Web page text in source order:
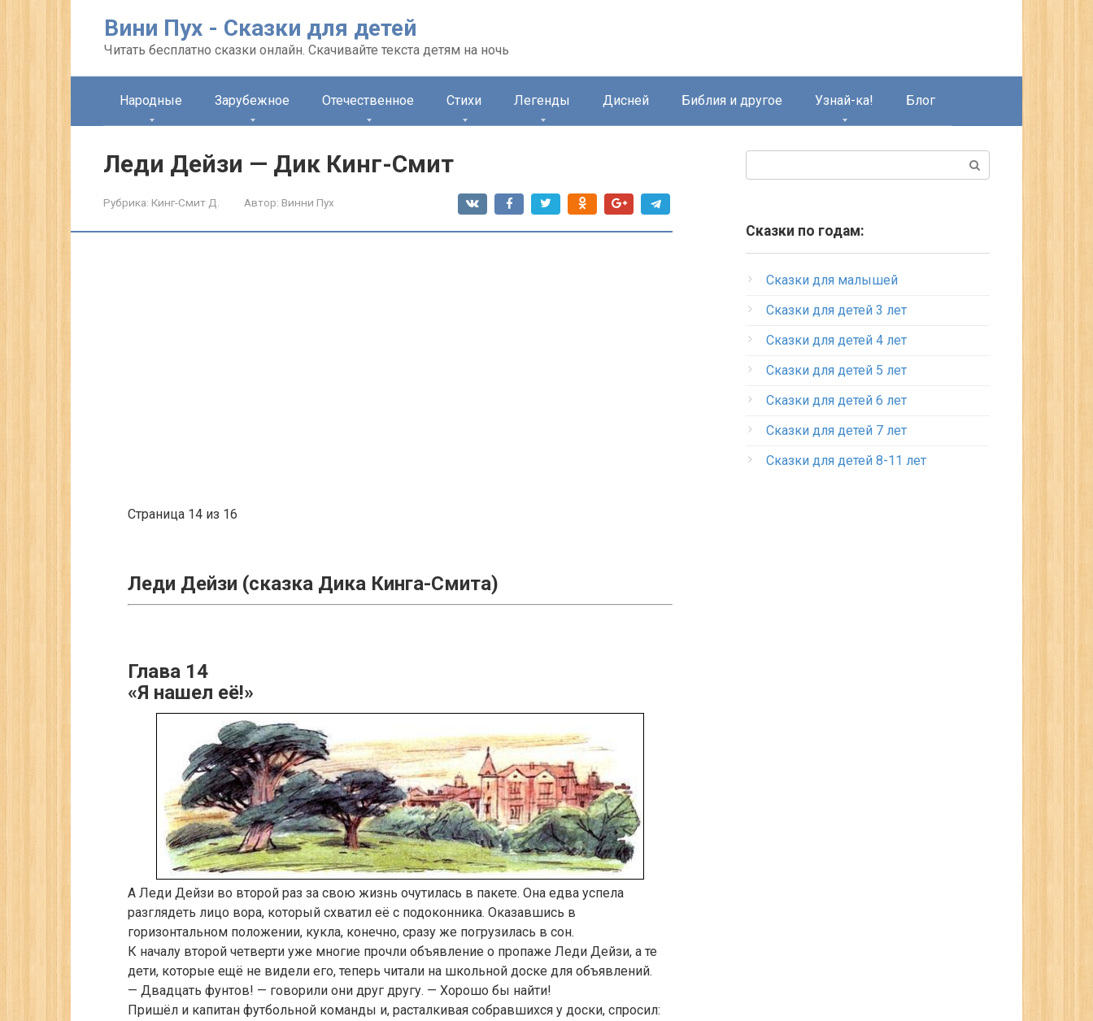
Вини Пух - Сказки для детей
Читать бесплатно сказки онлайн. Скачивайте текста детям на ночь
Народные Зарубежное Отечественное Стихи Легенды Дисней Библия и другое Узнай-ка! Блог
Леди Дейзи — Дик Кинг-Смит
Рубрика: Кинг-Смит Д. Автор: Винни Пух
Страница 14 из 16
Леди Дейзи (сказка Дика Кинга-Смита)
Глава 14
«Я нашел её!»
А Леди Дейзи во второй раз за свою жизнь очутилась в пакете. Она едва успела
разглядеть лицо вора, который схватил её с подоконника. Оказавшись в
горизонтальном положении, кукла, конечно, сразу же погрузилась в сон.
К началу второй четверти уже многие прочли объявление о пропаже Леди Дейзи, а те
дети, которые ещё не видели его, теперь читали на школьной доске для объявлений.
— Двадцать фунтов! — говорили они друг другу. — Хорошо бы найти!
Пришёл и капитан футбольной команды и, расталкивая собравшихся у доски, спросил:
Сказки по годам:
Сказки для малышей
Сказки для детей 3 лет
Сказки для детей 4 лет
Сказки для детей 5 лет
Сказки для детей 6 лет
Сказки для детей 7 лет
Сказки для детей 8-11 лет